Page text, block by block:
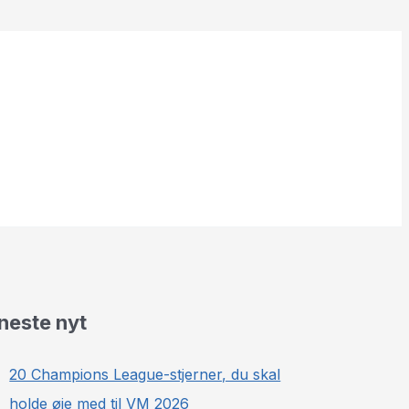
nyt
20 Champions League-stjerner, du skal
holde øje med til VM 2026